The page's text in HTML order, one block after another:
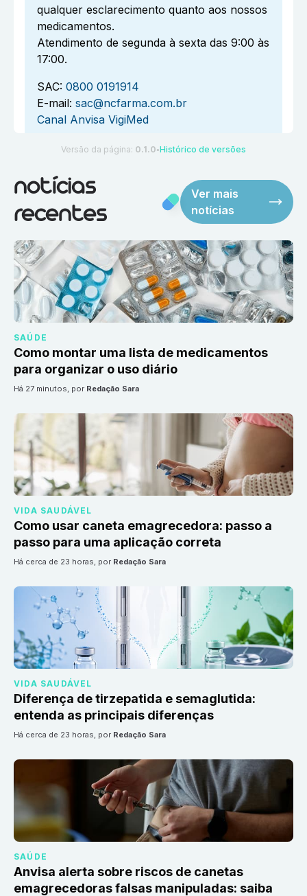
qualquer esclarecimento quanto aos nossos
medicamentos.
Atendimento de segunda à sexta das 9:00 às
17:00.
SAC: 0800 0191914
E-mail: sac@ncfarma.com.br
Canal Anvisa VigiMed
Versão da página: 0.1.0 ●Histórico de versões
notícias
recentes
Ver mais
notícias
SAÚDE
Como montar uma lista de medicamentos
para organizar o uso diário
há 27 minutos, por Redação Sara
VIDA SAUDÁVEL
Como usar caneta emagrecedora: passo a
passo para uma aplicação correta
há cerca de 23 horas, por Redação Sara
VIDA SAUDÁVEL
Diferença de tirzepatida e semaglutida:
entenda as principais diferenças
há cerca de 23 horas, por Redação Sara
SAÚDE
Anvisa alerta sobre riscos de canetas
emagrecedoras falsas manipuladas: saiba